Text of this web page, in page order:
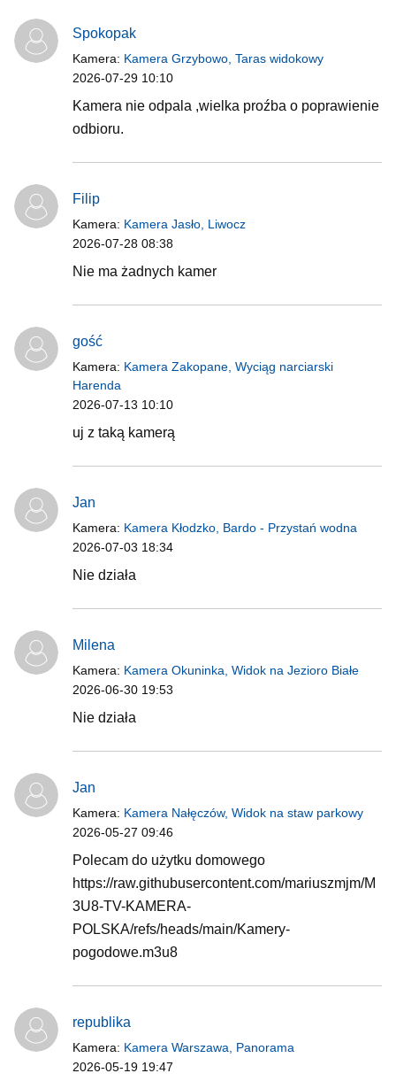
Spokopak
Kamera: Kamera Grzybowo, Taras widokowy
2026-07-29 10:10
Kamera nie odpala ,wielka proźba o poprawienie
odbioru.
Filip
Kamera: Kamera Jasło, Liwocz
2026-07-28 08:38
Nie ma żadnych kamer
gość
Kamera: Kamera Zakopane, Wyciąg narciarski
Harenda
2026-07-13 10:10
uj z taką kamerą
Jan
Kamera: Kamera Kłodzko, Bardo - Przystań wodna
2026-07-03 18:34
Nie działa
Milena
Kamera: Kamera Okuninka, Widok na Jezioro Białe
2026-06-30 19:53
Nie działa
Jan
Kamera: Kamera Nałęczów, Widok na staw parkowy
2026-05-27 09:46
Polecam do użytku domowego
https://raw.githubusercontent.com/mariuszmjm/M
3U8-TV-KAMERA-
POLSKA/refs/heads/main/Kamery-
pogodowe.m3u8
republika
Kamera: Kamera Warszawa, Panorama
2026-05-19 19:47